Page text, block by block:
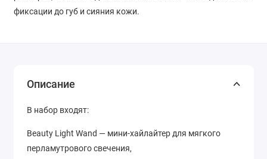
фиксации до губ и сияния кожи.
Описание
В набор входят:
Beauty Light Wand — мини-хайлайтер для мягкого
перламутрового свечения,